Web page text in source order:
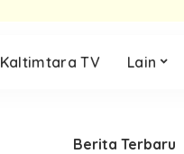
Kaltimtara TV Lain
Berita Terbaru